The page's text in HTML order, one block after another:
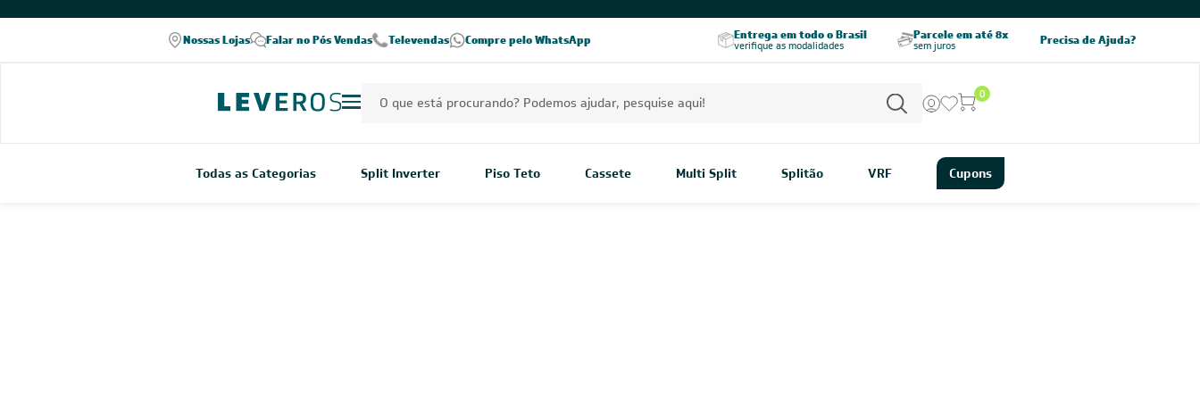
Nossas Lojas Falar no Pós Vendas Televendas Compre pelo WhatsApp Precisa de Ajuda?
Excelência no RA
Excelência no Reclame Aqui Seja parceiro Leveros Entrega em todo o Brasil
verifique as modalidades
Parcele em até 8x
sem juros
5% OFF no PIX
pagamento à vista
0
Todas as Categorias Split Inverter Piso Teto Cassete Multi Split Splitão VRF Cupons